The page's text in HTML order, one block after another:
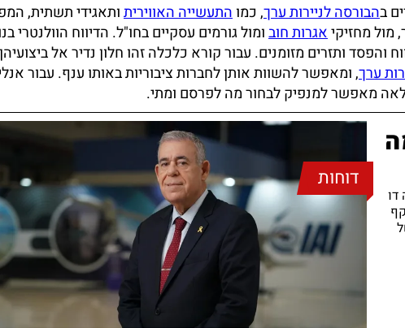
בהבורסה לניירות ערך, כמוהתעשייה האוויריתותאגידי תשתית,
מול מחזיקיאגרות חובומול גורמים עסקיים בחו"ל. הדיווח הוולנטרי
והפסד ותזרים מזומנים. עבור קורא כלכלה זהו חלון נדיר אל
ערך, ומאפשר להשוות אותן לחברות ציבוריות באותו ענף. עבור
מאפשר למנפיק לבחור מה לפרסם ומתי.
עלייה דו
דוחות